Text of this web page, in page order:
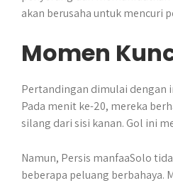
akan berusaha untuk mencuri
Momen
Pertandingan dimulai dengan
Pada menit ke-20, mereka
silang dari sisi kanan. Gol ini
Namun, Persis manfaaSolo
beberapa peluang berbahaya.